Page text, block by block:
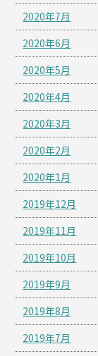
2020年7月
2020年6月
2020年5月
2020年4月
2020年3月
2020年2月
2020年1月
2019年12月
2019年11月
2019年10月
2019年9月
2019年8月
2019年7月